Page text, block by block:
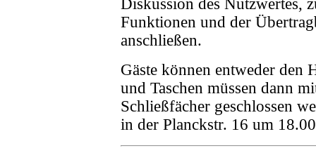
Diskussion des Nutzwertes,
Funktionen und der
anschließen.
Gäste können entweder den
und Taschen müssen dann
Schließfächer geschlossen
in der Planckstr. 16 um